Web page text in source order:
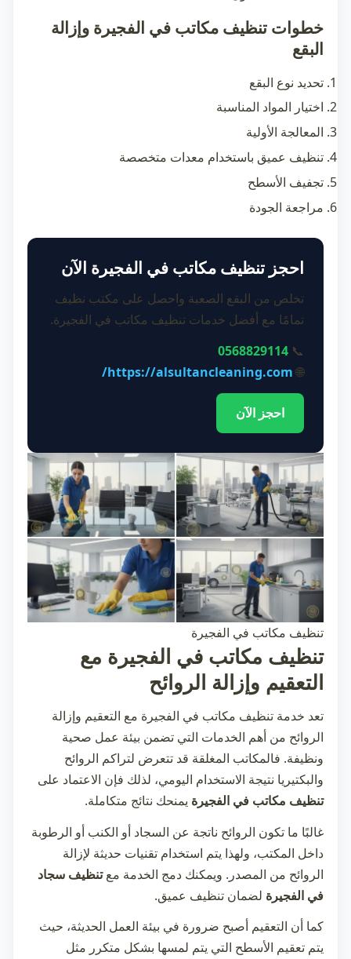
خطوات تنظيف مكاتب في الفجيرة وإزالة
البقع
تحديد نوع البقع
اختيار المواد المناسبة
المعالجة الأولية
تنظيف عميق باستخدام معدات متخصصة
تجفيف الأسطح
مراجعة الجودة
احجز تنظيف مكاتب في الفجيرة الآن
تخلص من البقع الصعبة واحصل على مكتب نظيف
تمامًا مع أفضل خدمات تنظيف مكاتب في الفجيرة.
📞
0568829114
🌐
https://alsultancleaning.com/
احجز الآن
تنظيف مكاتب في الفجيرة
تنظيف مكاتب في الفجيرة مع
التعقيم وإزالة الروائح
تعد خدمة تنظيف مكاتب في الفجيرة مع التعقيم وإزالة
الروائح من أهم الخدمات التي تضمن بيئة عمل صحية
ونظيفة. فالمكاتب المغلقة قد تتعرض لتراكم الروائح
والبكتيريا نتيجة الاستخدام اليومي، لذلك فإن الاعتماد على
تنظيف مكاتب في الفجيرة يمنحك نتائج متكاملة.
غالبًا ما تكون الروائح ناتجة عن السجاد أو الكنب أو الرطوبة
داخل المكتب، ولهذا يتم استخدام تقنيات حديثة لإزالة
الروائح من المصدر. ويمكنك دمج الخدمة معتنظيف سجاد
في الفجيرة لضمان تنظيف عميق.
كما أن التعقيم أصبح ضرورة في بيئة العمل الحديثة، حيث
يتم تعقيم الأسطح التي يتم لمسها بشكل متكرر مثل